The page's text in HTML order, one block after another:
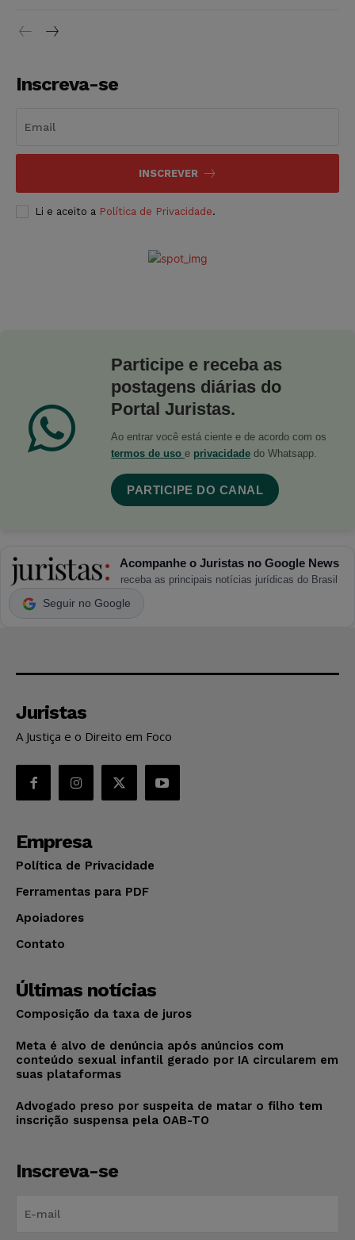
Inscreva-se
INSCREVER
Li e aceito a Política de Privacidade.
Participe e receba as
postagens diárias do
Portal Juristas.
Ao entrar você está ciente e de acordo com os
termos de uso e privacidade do Whatsapp.
PARTICIPE DO CANAL
Acompanhe o Juristas no Google News
receba as principais notícias jurídicas do Brasil
Seguir no Google
Juristas
A Justiça e o Direito em Foco
Empresa
Política de Privacidade
Ferramentas para PDF
Apoiadores
Contato
Últimas notícias
Composição da taxa de juros
Meta é alvo de denúncia após anúncios com
conteúdo sexual infantil gerado por IA circularem em
suas plataformas
Advogado preso por suspeita de matar o filho tem
inscrição suspensa pela OAB-TO
Inscreva-se